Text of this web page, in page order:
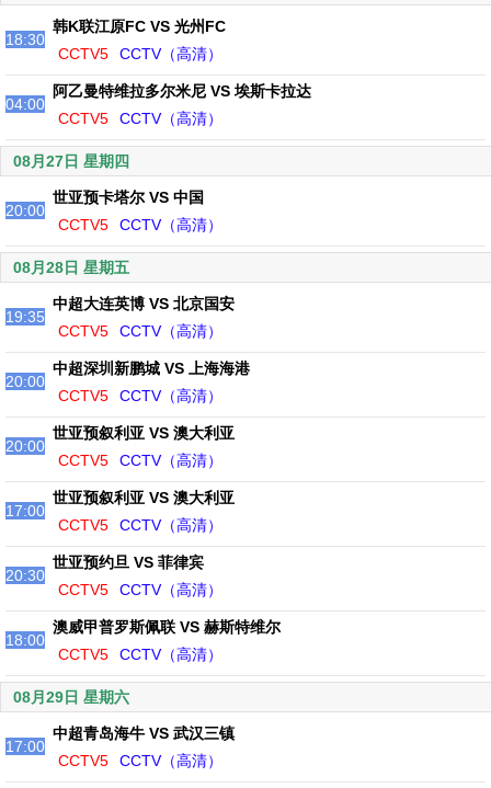
18:30
韩K联江原FC VS 光州FC
CCTV5
CCTV（高清）
04:00
阿乙曼特维拉多尔米尼 VS 埃斯卡拉达
CCTV5
CCTV（高清）
08月27日 星期四
20:00
世亚预卡塔尔 VS 中国
CCTV5
CCTV（高清）
08月28日 星期五
19:35
中超大连英博 VS 北京国安
CCTV5
CCTV（高清）
20:00
中超深圳新鹏城 VS 上海海港
CCTV5
CCTV（高清）
20:00
世亚预叙利亚 VS 澳大利亚
CCTV5
CCTV（高清）
17:00
世亚预叙利亚 VS 澳大利亚
CCTV5
CCTV（高清）
20:30
世亚预约旦 VS 菲律宾
CCTV5
CCTV（高清）
18:00
澳威甲普罗斯佩联 VS 赫斯特维尔
CCTV5
CCTV（高清）
08月29日 星期六
17:00
中超青岛海牛 VS 武汉三镇
CCTV5
CCTV（高清）